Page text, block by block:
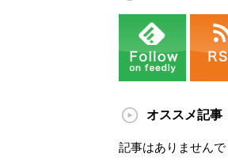
オススメ記事
記事はありませんで